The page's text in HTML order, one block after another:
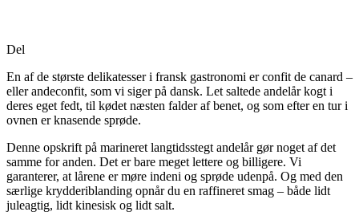
Del
En af de største delikatesser i fransk gastronomi er confit de canard –
eller andeconfit, som vi siger på dansk. Let saltede andelår kogt i
deres eget fedt, til kødet næsten falder af benet, og som efter en tur i
ovnen er knasende sprøde.
Denne opskrift på marineret langtidsstegt andelår gør noget af det
samme for anden. Det er bare meget lettere og billigere. Vi
garanterer, at lårene er møre indeni og sprøde udenpå. Og med den
særlige krydderiblanding opnår du en raffineret smag – både lidt
juleagtig, lidt kinesisk og lidt salt.